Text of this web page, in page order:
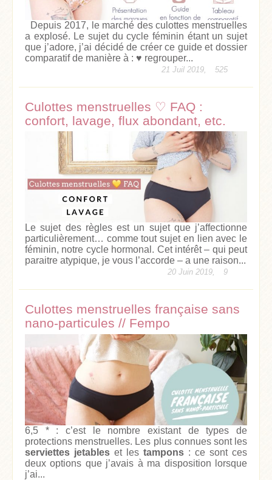
Depuis 2017, le marché des culottes menstruelles
a explosé. Le sujet du cycle féminin étant un sujet
que j’adore, j’ai décidé de créer ce guide et dossier
comparatif de manière à : ♥ regrouper...
21 Juil 2019, 525
Culottes menstruelles ♡ FAQ :
confort, lavage, flux abondant, etc.
Le sujet des règles est un sujet que j’affectionne
particulièrement… comme tout sujet en lien avec le
féminin, notre cycle hormonal. Cet intérêt – qui peut
paraitre atypique, je vous l’accorde – a une raison...
20 Juin 2019, 9
Culottes menstruelles française sans
nano-particules // Fempo
6,5 * : c’est le nombre existant de types de
protections menstruelles. Les plus connues sont les
serviettes jetables et les tampons : ce sont ces
deux options que j’avais à ma disposition lorsque
j’ai...